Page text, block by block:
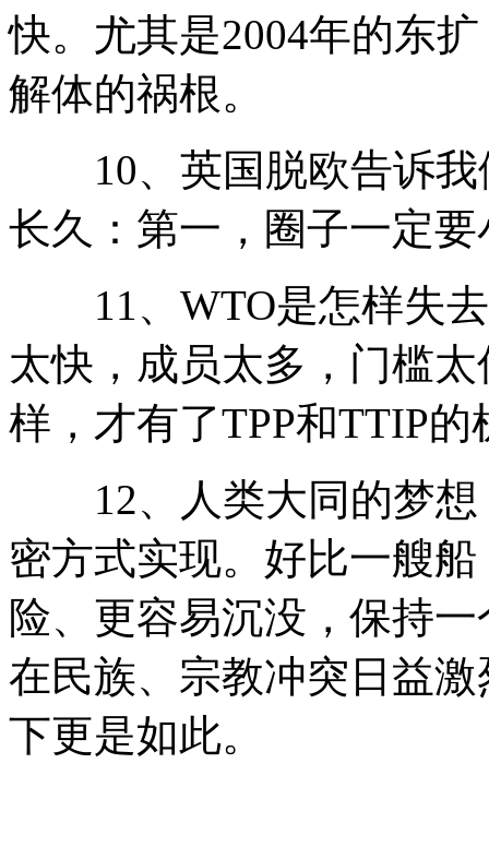
快。尤其是2004年的东
解体的祸根。
10、英国脱欧告诉我
长久：第一，圈子一定
11、WTO是怎样失去
太快，成员太多，门槛
样，才有了TPP和TTIP的
12、人类大同的梦想
密方式实现。好比一艘
险、更容易沉没，保持
在民族、宗教冲突日益
下更是如此。